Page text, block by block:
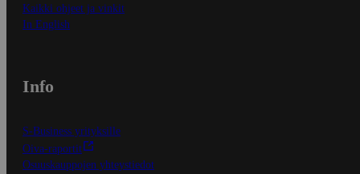
Kaikki ohjeet ja vinkit
In English
Info
S-Business yrityksille
Oiva-raportit
Osuuskauppojen yhteystiedot